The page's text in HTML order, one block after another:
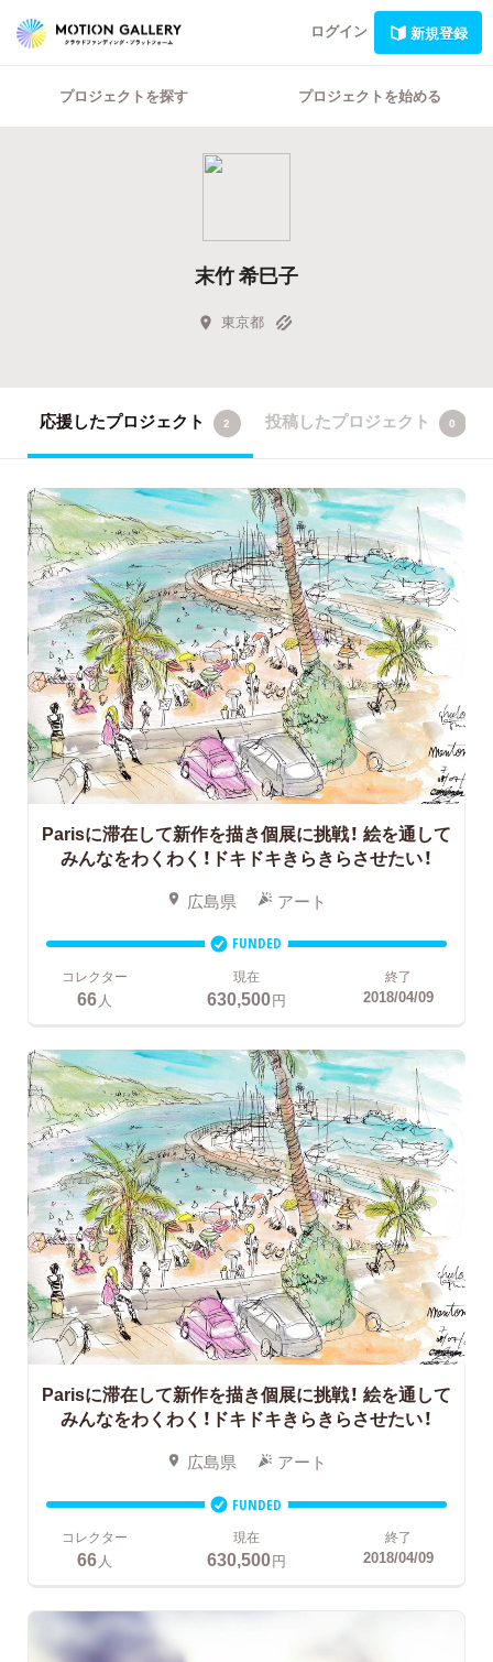
ログイン 新規登録
プロジェクトを探す プロジェクトを始める
末竹 希巳子
東京都
応援したプロジェクト 2 投稿したプロジェクト 0
Parisに滞在して新作を描き個展に挑戦！ 絵を通して
みんなをわくわく！ドキドキきらきらさせたい！
広島県 アート
FUNDED
コレクター
66 人
現在
630,500円
終了
2018/04/09
Parisに滞在して新作を描き個展に挑戦！ 絵を通して
みんなをわくわく！ドキドキきらきらさせたい！
広島県 アート
FUNDED
コレクター
66人
現在
630,500円
終了
2018/04/09